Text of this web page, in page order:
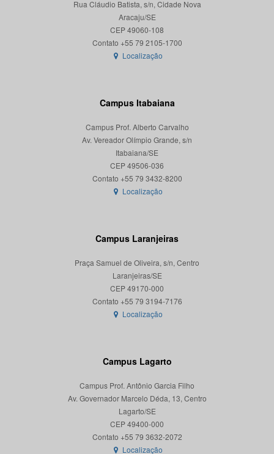
Rua Cláudio Batista, s/n, Cidade Nova
Aracaju/SE
CEP 49060-108
Localização
Campus Itabaiana
Campus Prof. Alberto Carvalho
Av. Vereador Olímpio Grande, s/n
Itabaiana/SE
CEP 49506-036
Localização
Campus Laranjeiras
Praça Samuel de Oliveira, s/n, Centro
Laranjeiras/SE
CEP 49170-000
Localização
Campus Lagarto
Campus Prof. Antônio Garcia Filho
Av. Governador Marcelo Déda, 13, Centro
Lagarto/SE
CEP 49400-000
Localização